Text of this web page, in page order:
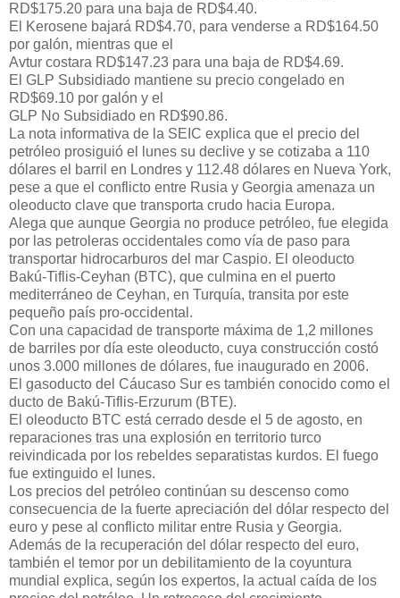
RD$175.20 para una baja de RD$4.40.
El Kerosene bajará RD$4.70, para venderse a RD$164.50
por galón, mientras que el
Avtur costara RD$147.23 para una baja de RD$4.69.
El GLP Subsidiado mantiene su precio congelado en
RD$69.10 por galón y el
GLP No Subsidiado en RD$90.86.
La nota informativa de la SEIC explica que el precio del
petróleo prosiguió el lunes su declive y se cotizaba a 110
dólares el barril en Londres y 112.48 dólares en Nueva York,
pese a que el conflicto entre Rusia y Georgia amenaza un
oleoducto clave que transporta crudo hacia Europa.
Alega que aunque Georgia no produce petróleo, fue elegida
por las petroleras occidentales como vía de paso para
transportar hidrocarburos del mar Caspio. El oleoducto
Bakú-Tiflis-Ceyhan (BTC), que culmina en el puerto
mediterráneo de Ceyhan, en Turquía, transita por este
pequeño país pro-occidental.
Con una capacidad de transporte máxima de 1,2 millones
de barriles por día este oleoducto, cuya construcción costó
unos 3.000 millones de dólares, fue inaugurado en 2006.
El gasoducto del Cáucaso Sur es también conocido como el
ducto de Bakú-Tiflis-Erzurum (BTE).
El oleoducto BTC está cerrado desde el 5 de agosto, en
reparaciones tras una explosión en territorio turco
reivindicada por los rebeldes separatistas kurdos. El fuego
fue extinguido el lunes.
Los precios del petróleo continúan su descenso como
consecuencia de la fuerte apreciación del dólar respecto del
euro y pese al conflicto militar entre Rusia y Georgia.
Además de la recuperación del dólar respecto del euro,
también el temor por un debilitamiento de la coyuntura
mundial explica, según los expertos, la actual caída de los